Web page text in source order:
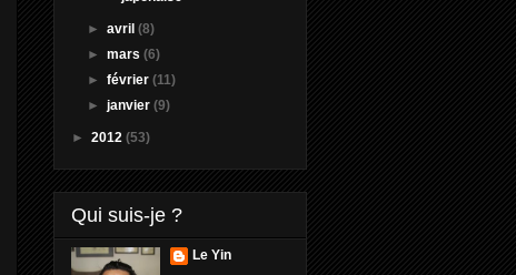
►avril(8)
►mars(6)
►février(11)
►janvier(9)
► 2012 (53)
Qui suis-je ?
Le Yin